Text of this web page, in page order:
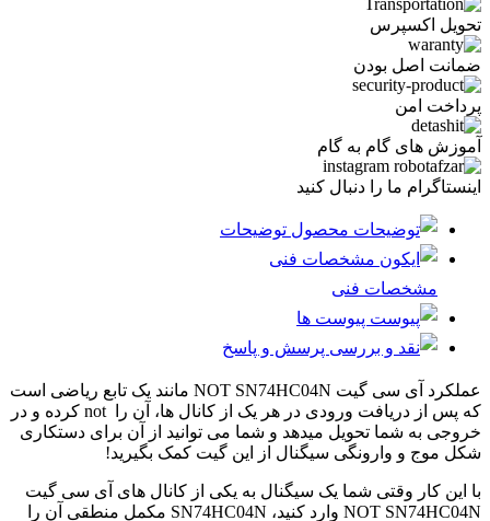
تحویل اکسپرس
ضمانت اصل بودن
پرداخت امن
آموزش های گام به گام
اینستاگرام ما را دنبال کنید
توضیحات
مشخصات فنی
پیوست ها
پرسش و پاسخ
عملکرد آی سی گیت NOT SN74HC04N مانند یک تابع ریاضی است
که پس از دریافت ورودی در هر یک از کانال ها، آن را not کرده و در
خروجی به شما تحویل میدهد و شما می توانید از آن برای دستکاری
شکل موج و وارونگی سیگنال از این گیت کمک بگیرید!
با این کار وقتی شما یک سیگنال به یکی از کانال های آی سی گیت
NOT SN74HC04N وارد کنید، SN74HC04N مکمل منطقی آن را